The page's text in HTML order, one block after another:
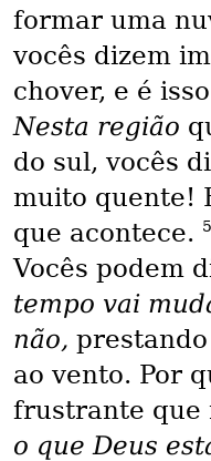
formar uma
vocês dizem
chover, e é
Nesta região
do sul, vocês
muito quente!
que acontece.
Vocês podem
tempo vai
não,
ao vento. Por
frustrante que
o que Deus